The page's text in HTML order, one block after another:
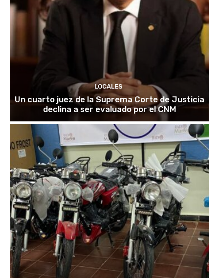
LOCALES
Un cuarto juez de la Suprema Corte de Justicia
declina a ser evaluado por el CNM